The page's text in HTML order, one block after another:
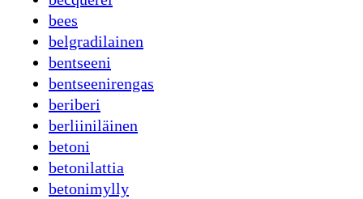
bees
belgradilainen
bentseeni
bentseenirengas
beriberi
berliiniläinen
betoni
betonilattia
betonimylly